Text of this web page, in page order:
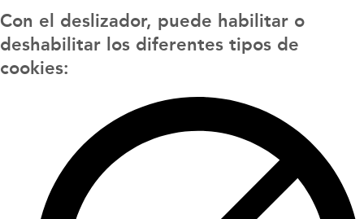
Con el deslizador, puede habilitar o
deshabilitar los diferentes tipos de
cookies: